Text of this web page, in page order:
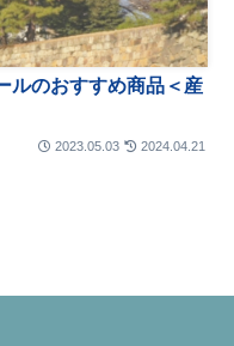
ルのおすすめ商品＜産
2023.05.03 2024.04.21